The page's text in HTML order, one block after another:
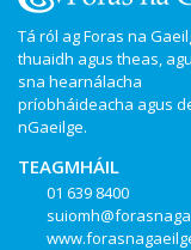
Tá ról ag Foras na
thuaidh agus theas,
sna hearnálacha
príobháideacha agus
nGaeilge.
TEAGMHÁIL
01 639 8400